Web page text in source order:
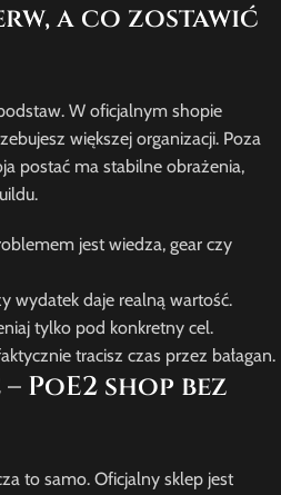
a co zostawić
W oficjalnym shopie
większej organizacji. Poza
postać ma stabilne obrażenia,
jest wiedza, gear czy
wydatek daje realną wartość.
tylko pod konkretny cel.
tracisz czas przez bałagan.
PoE2 shop bez
to samo. Oficjalny sklep jest